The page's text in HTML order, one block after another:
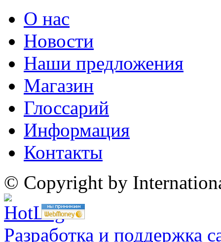
О нас
Новости
Наши предложения
Магазин
Глоссарий
Информация
Контакты
© Copyright by
Разработка и поддержка